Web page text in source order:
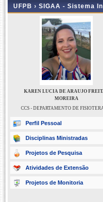
UFPB › SIGAA - Sistema
KAREN LUCIA DE ARAUJO
MOREIRA
CCS - DEPARTAMENTO DE
Perfil Pessoal
Disciplinas Ministradas
Projetos de Pesquisa
Atividades de Extensão
Projetos de Monitoria